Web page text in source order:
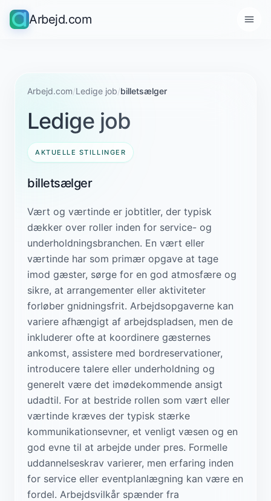
Arbejd.com
Arbejd.com/Ledige job/billetsælger
Ledige job
AKTUELLE STILLINGER
billetsælger
Vært og værtinde er jobtitler, der typisk
dækker over roller inden for service- og
underholdningsbranchen. En vært eller
værtinde har som primær opgave at tage
imod gæster, sørge for en god atmosfære og
sikre, at arrangementer eller aktiviteter
forløber gnidningsfrit. Arbejdsopgaverne kan
variere afhængigt af arbejdspladsen, men de
inkluderer ofte at koordinere gæsternes
ankomst, assistere med bordreservationer,
introducere talere eller underholdning og
generelt være det imødekommende ansigt
udadtil. For at bestride rollen som vært eller
værtinde kræves der typisk stærke
kommunikationsevner, et venligt væsen og en
god evne til at arbejde under pres. Formelle
uddannelseskrav varierer, men erfaring inden
for service eller eventplanlægning kan være en
fordel. Arbejdsvilkår spænder fra